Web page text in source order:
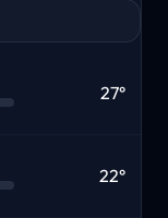
27°
22°